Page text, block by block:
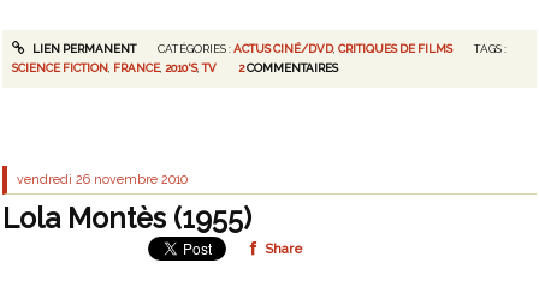
LIEN PERMANENT CATÉGORIES :ACTUS CINÉ/DVD, CRITIQUES DE FILMS
TAGS :
SCIENCE FICTION FRANCE 2010'S,TV 2COMMENTAIRES
vendredi 26 novembre 2010
Lola Montès (1955)
Share